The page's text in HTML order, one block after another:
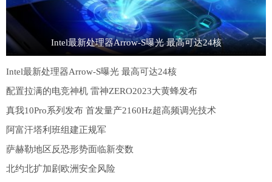
Intel最新处理器Arrow-S曝光 最高可达24核
Intel最新处理器Arrow-S曝光 最高可达24核
配置拉满的电竞神机 雷神ZERO2023大黄蜂发布
真我10Pro系列发布 首发量产2160Hz超高频调光技术
阿富汗塔利班组建正规军
萨赫勒地区反恐形势面临新变数
北约北扩加剧欧洲安全风险